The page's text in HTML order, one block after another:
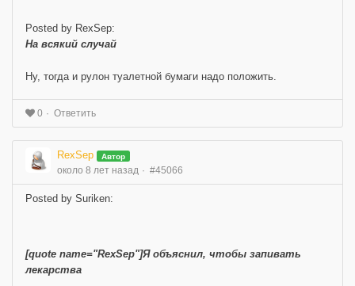
Posted by RexSep:
На всякий случай
Ну, тогда и рулон туалетной бумаги надо положить.
0 Ответить
RexSep Автор
около 8 лет назад #45066
Posted by Suriken:
[quote name="RexSep"]Я объяснил, чтобы запивать
лекарства